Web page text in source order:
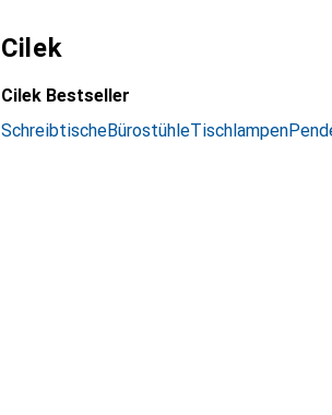
Cilek
Cilek Bestseller
SchreibtischeBürostühleTischlampen